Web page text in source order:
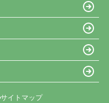
サイトマップ